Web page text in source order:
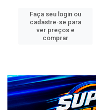
Faça seu login ou
cadastre-se para
ver preços e
comprar